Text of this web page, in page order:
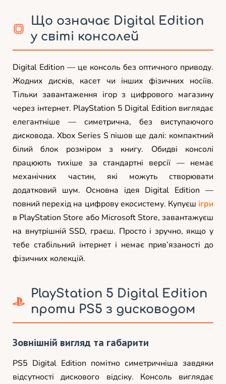
Що означає Digital Edition
у світі консолей
Digital Edition — це консоль без оптичного приводу.
Жодних дисків, касет чи інших фізичних носіїв.
Тільки завантаження ігор з цифрового магазину
через інтернет. PlayStation 5 Digital Edition виглядає
елегантніше — симетрична, без виступаючого
дисковода. Xbox Series S пішов ще далі: компактний
білий блок розміром з книгу. Обидві консолі
працюють тихіше за стандартні версії — немає
механічних частин, які можуть створювати
додатковий шум. Основна ідея Digital Edition —
повний перехід на цифрову екосистему. Купуєш ігри
в PlayStation Store або Microsoft Store, завантажуєш
на внутрішній SSD, граєш. Просто і зручно, якщо у
тебе стабільний інтернет і немає прив’язаності до
фізичних колекцій.
PlayStation 5 Digital Edition
проти PS5 з дисководом
Зовнішній вигляд та габарити
PS5 Digital Edition помітно симетричніша завдяки
відсутності дискового відсіку. Консоль виглядає